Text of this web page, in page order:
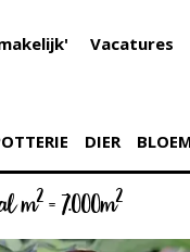
m2= 7.000m2
Vacatures
DIER